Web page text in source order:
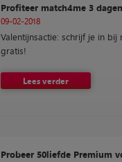
Profiteer match4me 3
09-02-2018
Valentijnsactie: schrijf je in
gratis!
Lees verder
Probeer 50liefde Premium